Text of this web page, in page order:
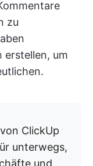
zu
erstellen, um
ClickUp
unterwegs,
und